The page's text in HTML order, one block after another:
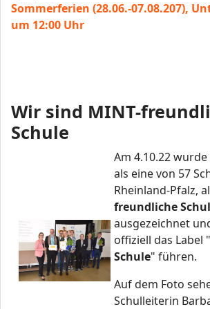
Sommerferien (28.06.-07.08.207),
um 12:00 Uhr
Wir sind MINT-
Schule
Am 4.10.22
als eine von 57
Rheinland-Pfalz,
freundliche
ausgezeichnet
offiziell das Label "
Schule" führen.
Auf dem Foto
Schulleiterin